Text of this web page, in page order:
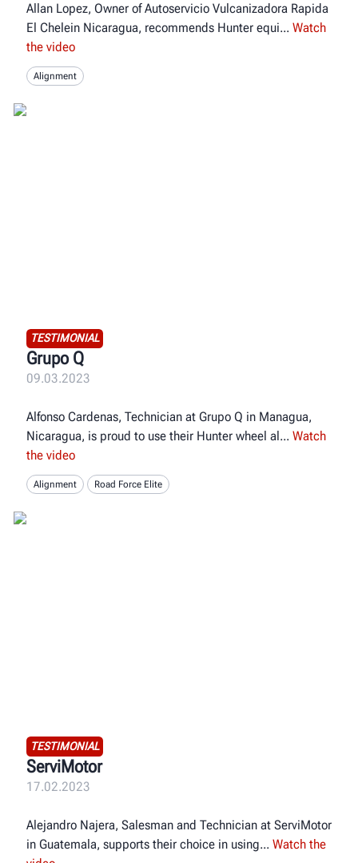
Allan Lopez, Owner of Autoservicio Vulcanizadora Rapida
El Chelein Nicaragua, recommends Hunter equi
Watch
the video
Alignment
TESTIMONIAL
Grupo Q
09.03.2023
Alfonso Cardenas, Technician at Grupo Q in Managua,
Nicaragua, is proud to use their Hunter wheel al
Watch
the video
Alignment Road Force Elite
TESTIMONIAL
ServiMotor
17.02.2023
Alejandro Najera, Salesman and Technician at ServiMotor
in Guatemala, supports their choice in using
Watch the